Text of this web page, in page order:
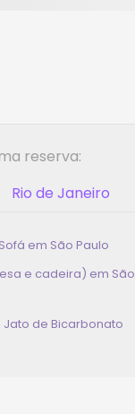
reserva:
Rio de Janeiro
em São Paulo
e cadeira) em São
de Bicarbonato